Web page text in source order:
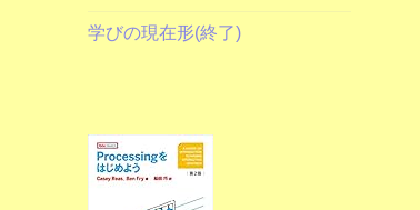
学びの現在形(終了)